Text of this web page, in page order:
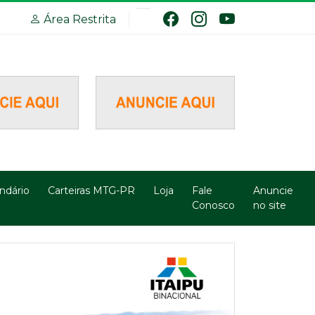
Área Restrita
Carteiras MTG-PR Loja
Fale
Conosco
Anuncie
no site